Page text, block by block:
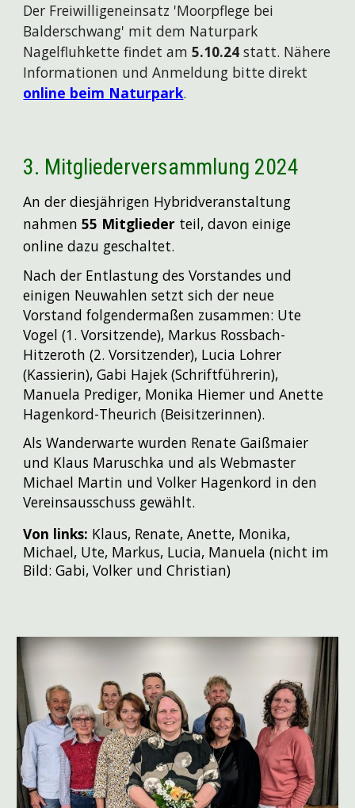
Der Freiwilligeneinsatz 'Moorpflege bei
Balderschwang' mit dem Naturpark
Nagelfluhkette findet am5.10.24 statt. Nähere
Informationen und Anmeldung bitte direkt
online beim Naturpark.
3. Mitgliederversammlung 2024
An der diesjährigen Hybridveranstaltung
nahmen55 Mitglieder teil, davoneinige
online dazu geschaltet.
Nach der Entlastung des Vorstandes und
einigen Neuwahlen setzt sich der neue
Vorstand folgendermaßen zusammen: Ute
Vogel (1. Vorsitzende), Markus Rossbach-
Hitzeroth (2. Vorsitzender), Lucia Lohrer
(Kassierin), Gabi Hajek (Schriftführerin),
Manuela Prediger, Monika Hiemer und Anette
Hagenkord-Theurich (Beisitzerinnen).
Als Wanderwarte wurden Renate Gaißmaier
und Klaus Maruschka und als Webmaster
Michael Martin und Volker Hagenkord in den
Vereinsausschuss gewählt.
Von links: Klaus, Renate, Anette, Monika,
Michael, Ute, Markus, Lucia, Manuela (nicht im
Bild: Gabi, Volker und Christian)